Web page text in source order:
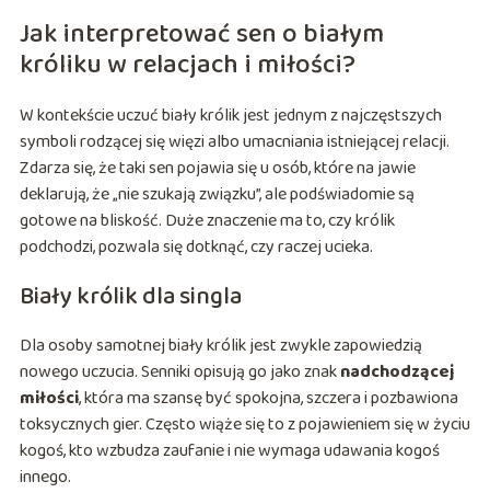
Jak interpretować sen o białym
króliku w relacjach i miłości?
W kontekście uczuć biały królik jest jednym z najczęstszych
symboli rodzącej się więzi albo umacniania istniejącej relacji.
Zdarza się, że taki sen pojawia się u osób, które na jawie
deklarują, że „nie szukają związku”, ale podświadomie są
gotowe na bliskość. Duże znaczenie ma to, czy królik
podchodzi, pozwala się dotknąć, czy raczej ucieka.
Biały królik dla singla
Dla osoby samotnej biały królik jest zwykle zapowiedzią
nowego uczucia. Senniki opisują go jako znaknadchodzącej
miłości, która ma szansę być spokojna, szczera i pozbawiona
toksycznych gier. Często wiąże się to z pojawieniem się w życiu
kogoś, kto wzbudza zaufanie i nie wymaga udawania kogoś
innego.